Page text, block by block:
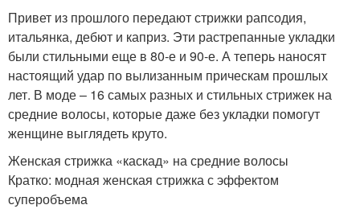
Привет из прошлого передают стрижки рапсодия,
итальянка, дебют и каприз. Эти растрепанные укладки
были стильными еще в 80-е и 90-е. А теперь наносят
настоящий удар по вылизанным прическам прошлых
лет. В моде – 16 самых разных и стильных стрижек на
средние волосы, которые даже без укладки помогут
женщине выглядеть круто.
Женская стрижка «каскад» на средние волосы
Кратко: модная женская стрижка с эффектом
суперобъема